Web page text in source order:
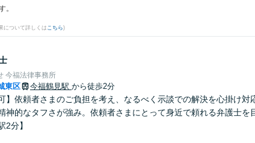
。
について詳しくは こちら)
今福法律事務所
東区 今福鶴見駅 から徒歩2分
】依頼者さまのご負担を考え、なるべく示談での解決を心掛け対
神的なタフさが強み。依頼者さまにとって身近で頼れる弁護士を
2分】